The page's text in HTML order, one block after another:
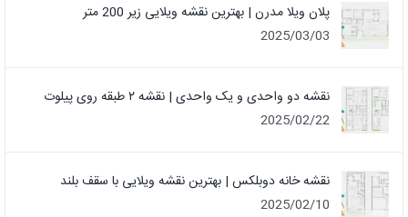
پلان ویلا مدرن | بهترین نقشه ویلایی زیر 200 متر
2025/03/03
نقشه دو واحدی و یک واحدی | نقشه ۲ طبقه روی پیلوت
2025/02/22
نقشه خانه دوبلکس | بهترین نقشه ویلایی با سقف بلند
2025/02/10